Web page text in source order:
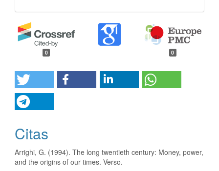
0 0
Citas
Arrighi, G. (1994). The long twentieth century: Money, power,
and the origins of our times. Verso.